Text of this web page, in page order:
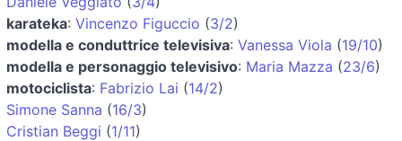
karateka: Vincenzo Figuccio (3/2)
modella e conduttrice televisiva: Vanessa Viola (19/10)
modella e personaggio televisivo: Maria Mazza (23/6)
motociclista: Fabrizio Lai (14/2)
Simone Sanna (16/3)
Cristian Beggi (1/11)